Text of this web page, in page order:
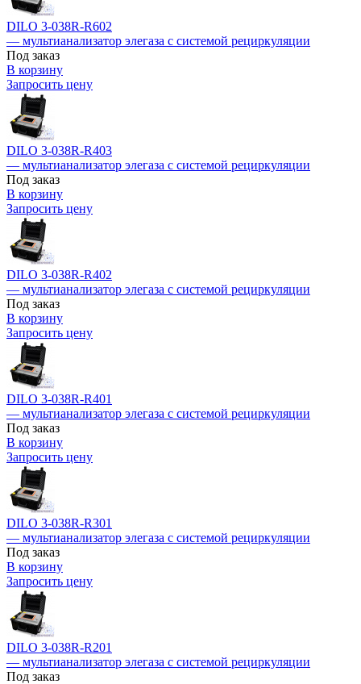
DILO 3-038R-R602
— мультианализатор элегаза с системой рециркуляции
Под заказ
В корзину
Запросить цену
DILO 3-038R-R403
— мультианализатор элегаза с системой рециркуляции
Под заказ
В корзину
Запросить цену
DILO 3-038R-R402
— мультианализатор элегаза с системой рециркуляции
Под заказ
В корзину
Запросить цену
DILO 3-038R-R401
— мультианализатор элегаза с системой рециркуляции
Под заказ
В корзину
Запросить цену
DILO 3-038R-R301
— мультианализатор элегаза с системой рециркуляции
Под заказ
В корзину
Запросить цену
DILO 3-038R-R201
— мультианализатор элегаза с системой рециркуляции
Под заказ